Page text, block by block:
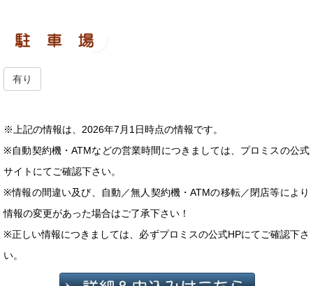
有り
※上記の情報は、2026年7月1日時点の情報です。
※自動契約機・ATMなどの営業時間につきましては、プロミスの公式
サイトにてご確認下さい。
※情報の間違い及び、自動／無人契約機・ATMの移転／閉店等により
情報の変更があった場合はご了承下さい！
※正しい情報につきましては、必ずプロミスの公式HPにてご確認下さ
い。